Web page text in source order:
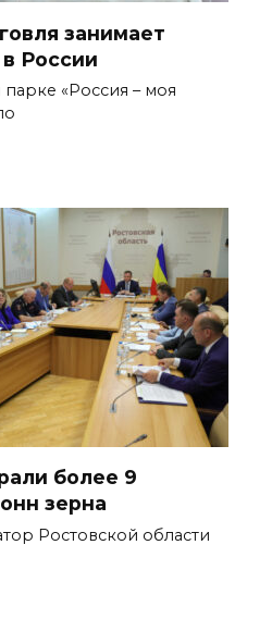
занимает
России
«Россия – моя
более 9
зерна
Ростовской области